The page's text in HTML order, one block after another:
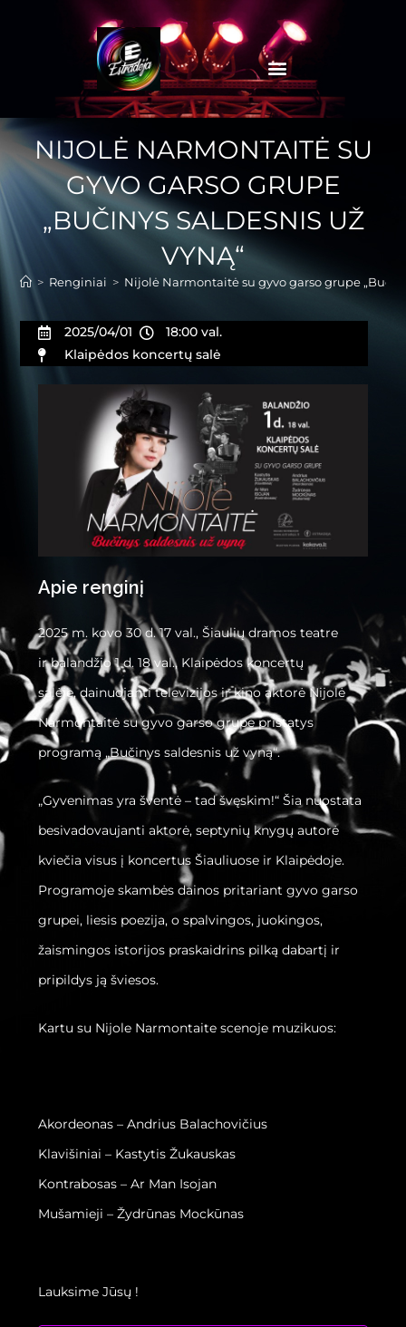
NIJOLĖ NARMONTAITĖ SU
GYVO GARSO GRUPE
„BUČINYS SALDESNIS UŽ
VYNĄ“
> Renginiai > Nijolė Narmontaitė su gyvo garso grupe
2025/04/01
18:00 val.
Klaipėdos koncertų salė
Apie renginį
2025 m. kovo 30 d. 17 val., Šiaulių dramos teatre
ir balandžio 1 d. 18 val., Klaipėdos koncertų
salėje, dainuojanti televizijos ir kino aktorė Nijolė
Narmontaitė su gyvo garso grupe pristatys
programą „Bučinys saldesnis už vyną“.
„Gyvenimas yra šventė – tad švęskim!“ Šia nuostata
besivadovaujanti aktorė, septynių knygų autorė
kviečia visus į koncertus Šiauliuose ir Klaipėdoje.
Programoje skambės dainos pritariant gyvo garso
grupei, liesis poezija, o spalvingos, juokingos,
žaismingos istorijos praskaidrins pilką dabartį ir
pripildys ją šviesos.
Kartu su Nijole Narmontaite scenoje muzikuos:
Akordeonas – Andrius Balachovičius
Klavišiniai – Kastytis Žukauskas
Kontrabosas – Ar Man Isojan
Mušamieji – Žydrūnas Mockūnas
Lauksime Jūsų !